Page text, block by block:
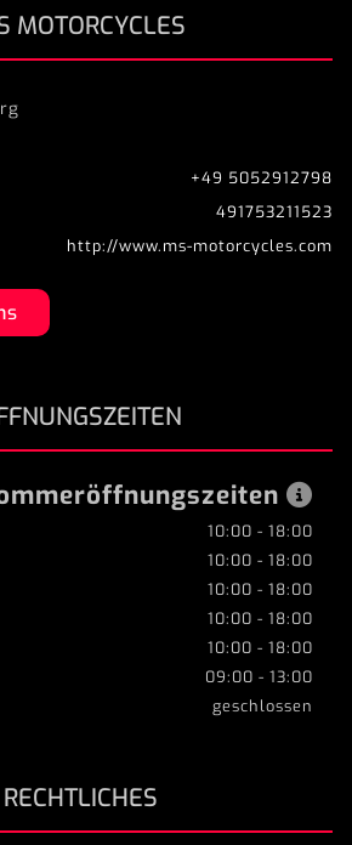
MOTORCYCLES
+49 5052912798
491753211523
http://www.ms-motorcycles.com
10:00 - 18:00
10:00 - 18:00
10:00 - 18:00
10:00 - 18:00
10:00 - 18:00
09:00 - 13:00
geschlossen
RECHTLICHES